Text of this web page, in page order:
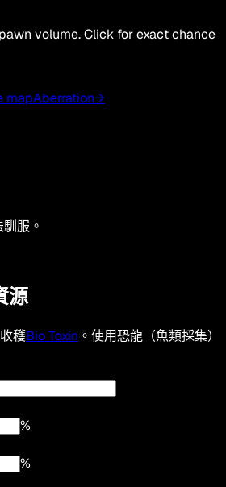
volume. Click for exact chance
mapAberration→
服。
源
穫Bio Toxin 。使用恐龍（魚類採集）
%
%